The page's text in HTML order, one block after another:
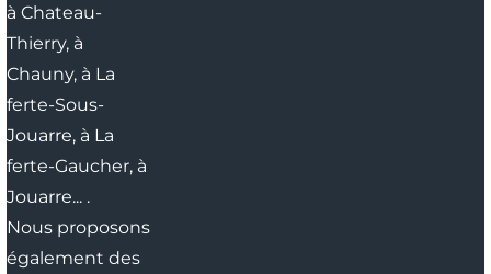
à Chateau-
Thierry, à
Chauny, à La
ferte-Sous-
Jouarre, à La
ferte-Gaucher, à
Jouarre... .
Nous proposons
également des